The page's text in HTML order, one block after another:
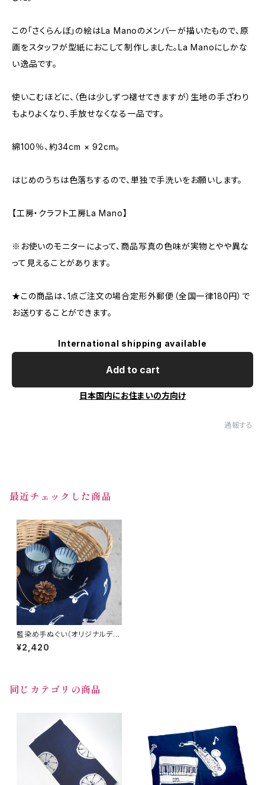
この「さくらんぼ」の絵はLa Manoのメンバーが描いたもので、原
画をスタッフが型紙におこして制作しました。La Manoにしかな
い逸品です。
使いこむほどに、（色は少しずつ褪せてきますが）生地の手ざわり
もよりよくなり、手放せなくなる一品です。
綿100％、約34cm × 92cm。
はじめのうちは色落ちするので、単独で手洗いをお願いします。
【工房・クラフト工房La Mano】
※お使いのモニターによって、商品写真の色味が実物とやや異な
って見えることがあります。
★この商品は、1点ご注文の場合定形外郵便（全国一律180円）で
お送りすることができます。
International shipping available
Add to cart
日本国内にお住まいの方向け
通報する
最近チェックした商品
藍染め手ぬぐい（オリジナルデザ
イン）・さくらんぼ
¥2,420
同じカテゴリの商品